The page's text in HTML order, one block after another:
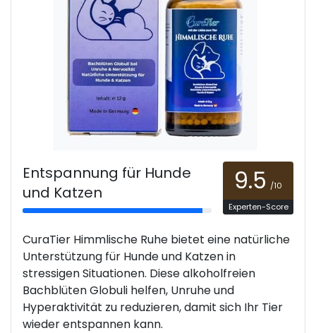
Entspannung für Hunde
und Katzen
9.5 /10
Experten-Score
CuraTier Himmlische Ruhe bietet eine natürliche
Unterstützung für Hunde und Katzen in
stressigen Situationen. Diese alkoholfreien
Bachblüten Globuli helfen, Unruhe und
Hyperaktivität zu reduzieren, damit sich Ihr Tier
wieder entspannen kann.